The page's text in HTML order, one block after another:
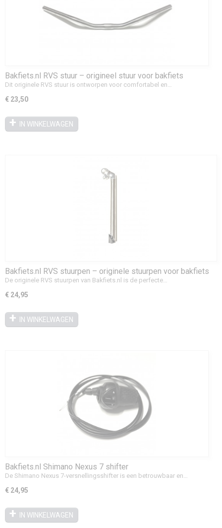
Bakfiets.nl RVS stuur – origineel stuur voor bakfiets
Dit originele RVS stuur is ontworpen voor comfortabel en…
€ 23,50
IN WINKELWAGEN
Bakfiets.nl RVS stuurpen – originele stuurpen voor bakfiets
(vanaf 2008)
De originele RVS stuurpen van Bakfiets.nl is de perfecte…
€ 24,95
IN WINKELWAGEN
Bakfiets.nl Shimano Nexus 7 shifter
De Shimano Nexus 7-versnellingsshifter is een betrouwbaar en…
€ 24,95
IN WINKELWAGEN